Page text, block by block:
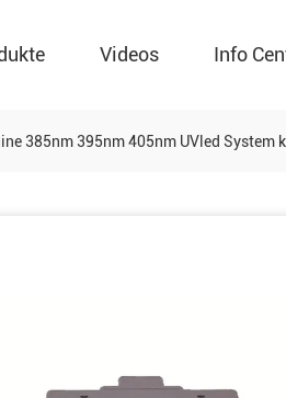
Videos Info
385nm 395nm 405nm UVled System